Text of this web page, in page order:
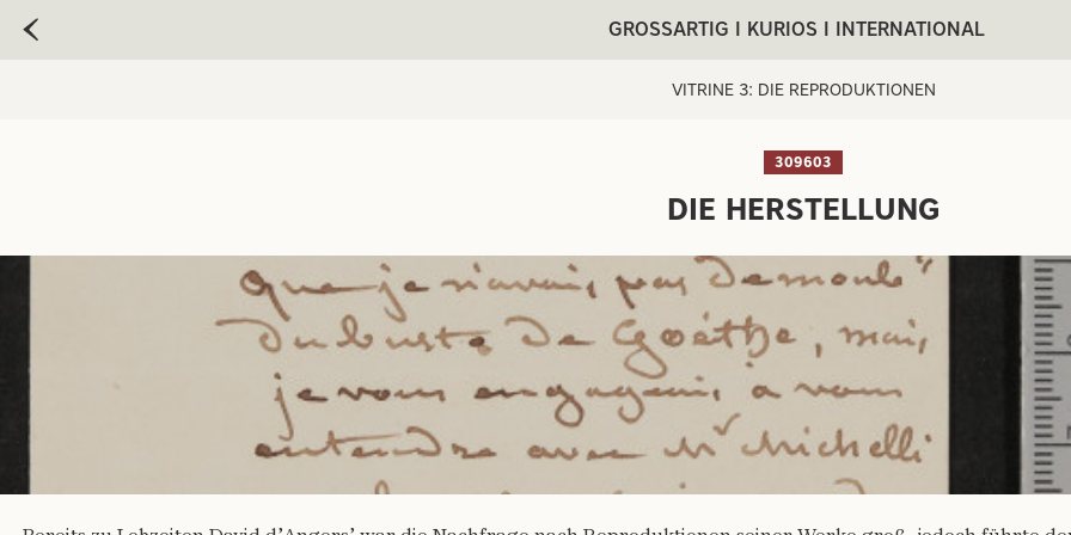
GROSSARTIG I KURIOS I INTERNATIONAL
VITRINE 3: DIE REPRODUKTIONEN
309603
DIE HERSTELLUNG